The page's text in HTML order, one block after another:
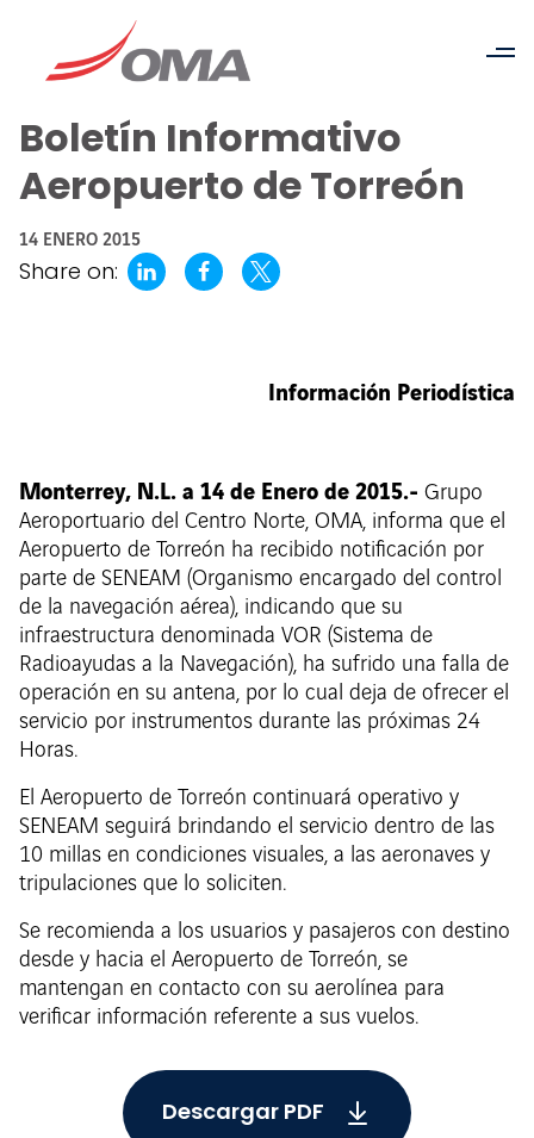
Boletín Informativo
Aeropuerto de Torreón
14 ENERO 2015
Share on:
Información Periodística
Monterrey, N.L. a 14 de Enero de 2015.- Grupo
Aeroportuario del Centro Norte, OMA, informa que el
Aeropuerto de Torreón ha recibido notificación por
parte de SENEAM (Organismo encargado del control
de la navegación aérea), indicando que su
infraestructura denominada VOR (Sistema de
Radioayudas a la Navegación), ha sufrido una falla de
operación en su antena, por lo cual deja de ofrecer el
servicio por instrumentos durante las próximas 24
Horas.
El Aeropuerto de Torreón continuará operativo y
SENEAM seguirá brindando el servicio dentro de las
10 millas en condiciones visuales, a las aeronaves y
tripulaciones que lo soliciten.
Se recomienda a los usuarios y pasajeros con destino
desde y hacia el Aeropuerto de Torreón, se
mantengan en contacto con su aerolínea para
verificar información referente a sus vuelos.
Descargar PDF